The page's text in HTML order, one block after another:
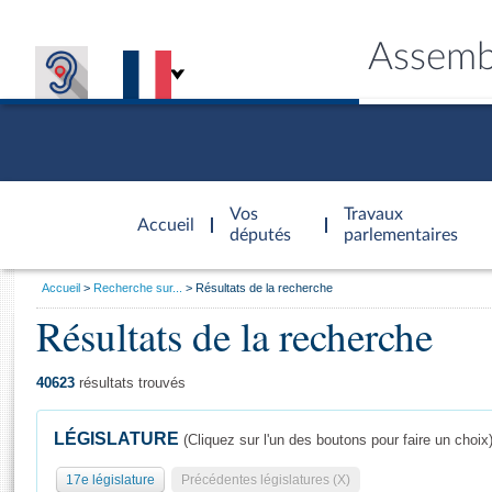
Accueil
d'accueil
Vos
députés
Travaux
parlementaires
Général
Vous
Accueil Recherche sur... Résultats de la recherche
Résultats de la recherche
40623 résultats trouvés
LÉGISLATURE (Cliquez sur l'un des boutons pour faire un choix)
17e législature Précédentes législatures (X)